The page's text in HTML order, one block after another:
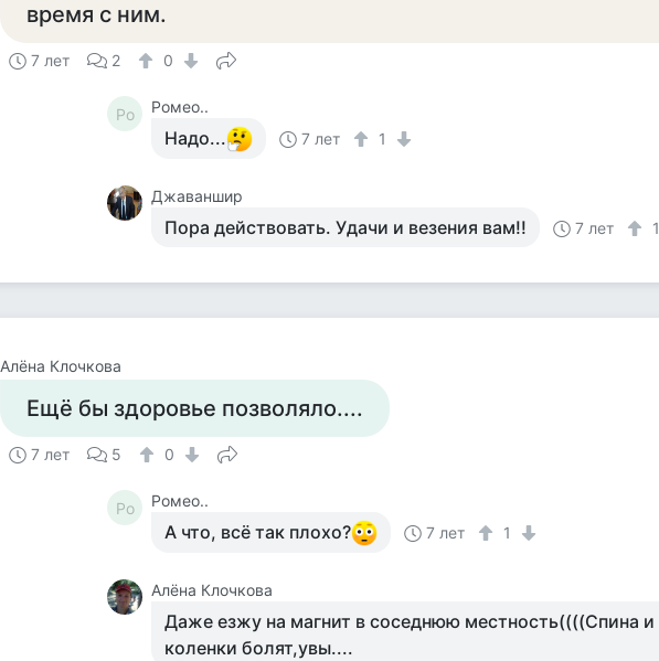
время с ним.
7 лет 2 0
Ро Ромео..
Надо... 7 лет 1
Джаваншир
Пора действовать. Удачи и везения вам!! 7 лет 1
Алёна Клочкова
Ещё бы здоровье позволяло....
7 лет 5 0
Ро Ромео..
А что, всё так плохо? 7 лет 1
Алёна Клочкова
Даже езжу на магнит в соседнюю местность((((Спина и
коленки болят,увы....